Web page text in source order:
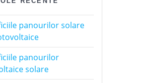
panourilor solare
panourilor
solare